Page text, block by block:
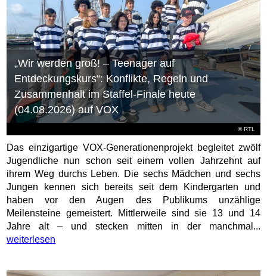
©RTL
„Wir werden groß! – Teenager auf
Entdeckungskurs“: Konflikte, Regeln und
Zusammenhalt im Staffel-Finale heute
(04.08.2026) auf VOX
Das einzigartige VOX-Generationenprojekt begleitet zwölf
Jugendliche nun schon seit einem vollen Jahrzehnt auf
ihrem Weg durchs Leben. Die sechs Mädchen und sechs
Jungen kennen sich bereits seit dem Kindergarten und
haben vor den Augen des Publikums unzählige
Meilensteine gemeistert. Mittlerweile sind sie 13 und 14
Jahre alt – und stecken mitten in der manchmal...
weiterlesen